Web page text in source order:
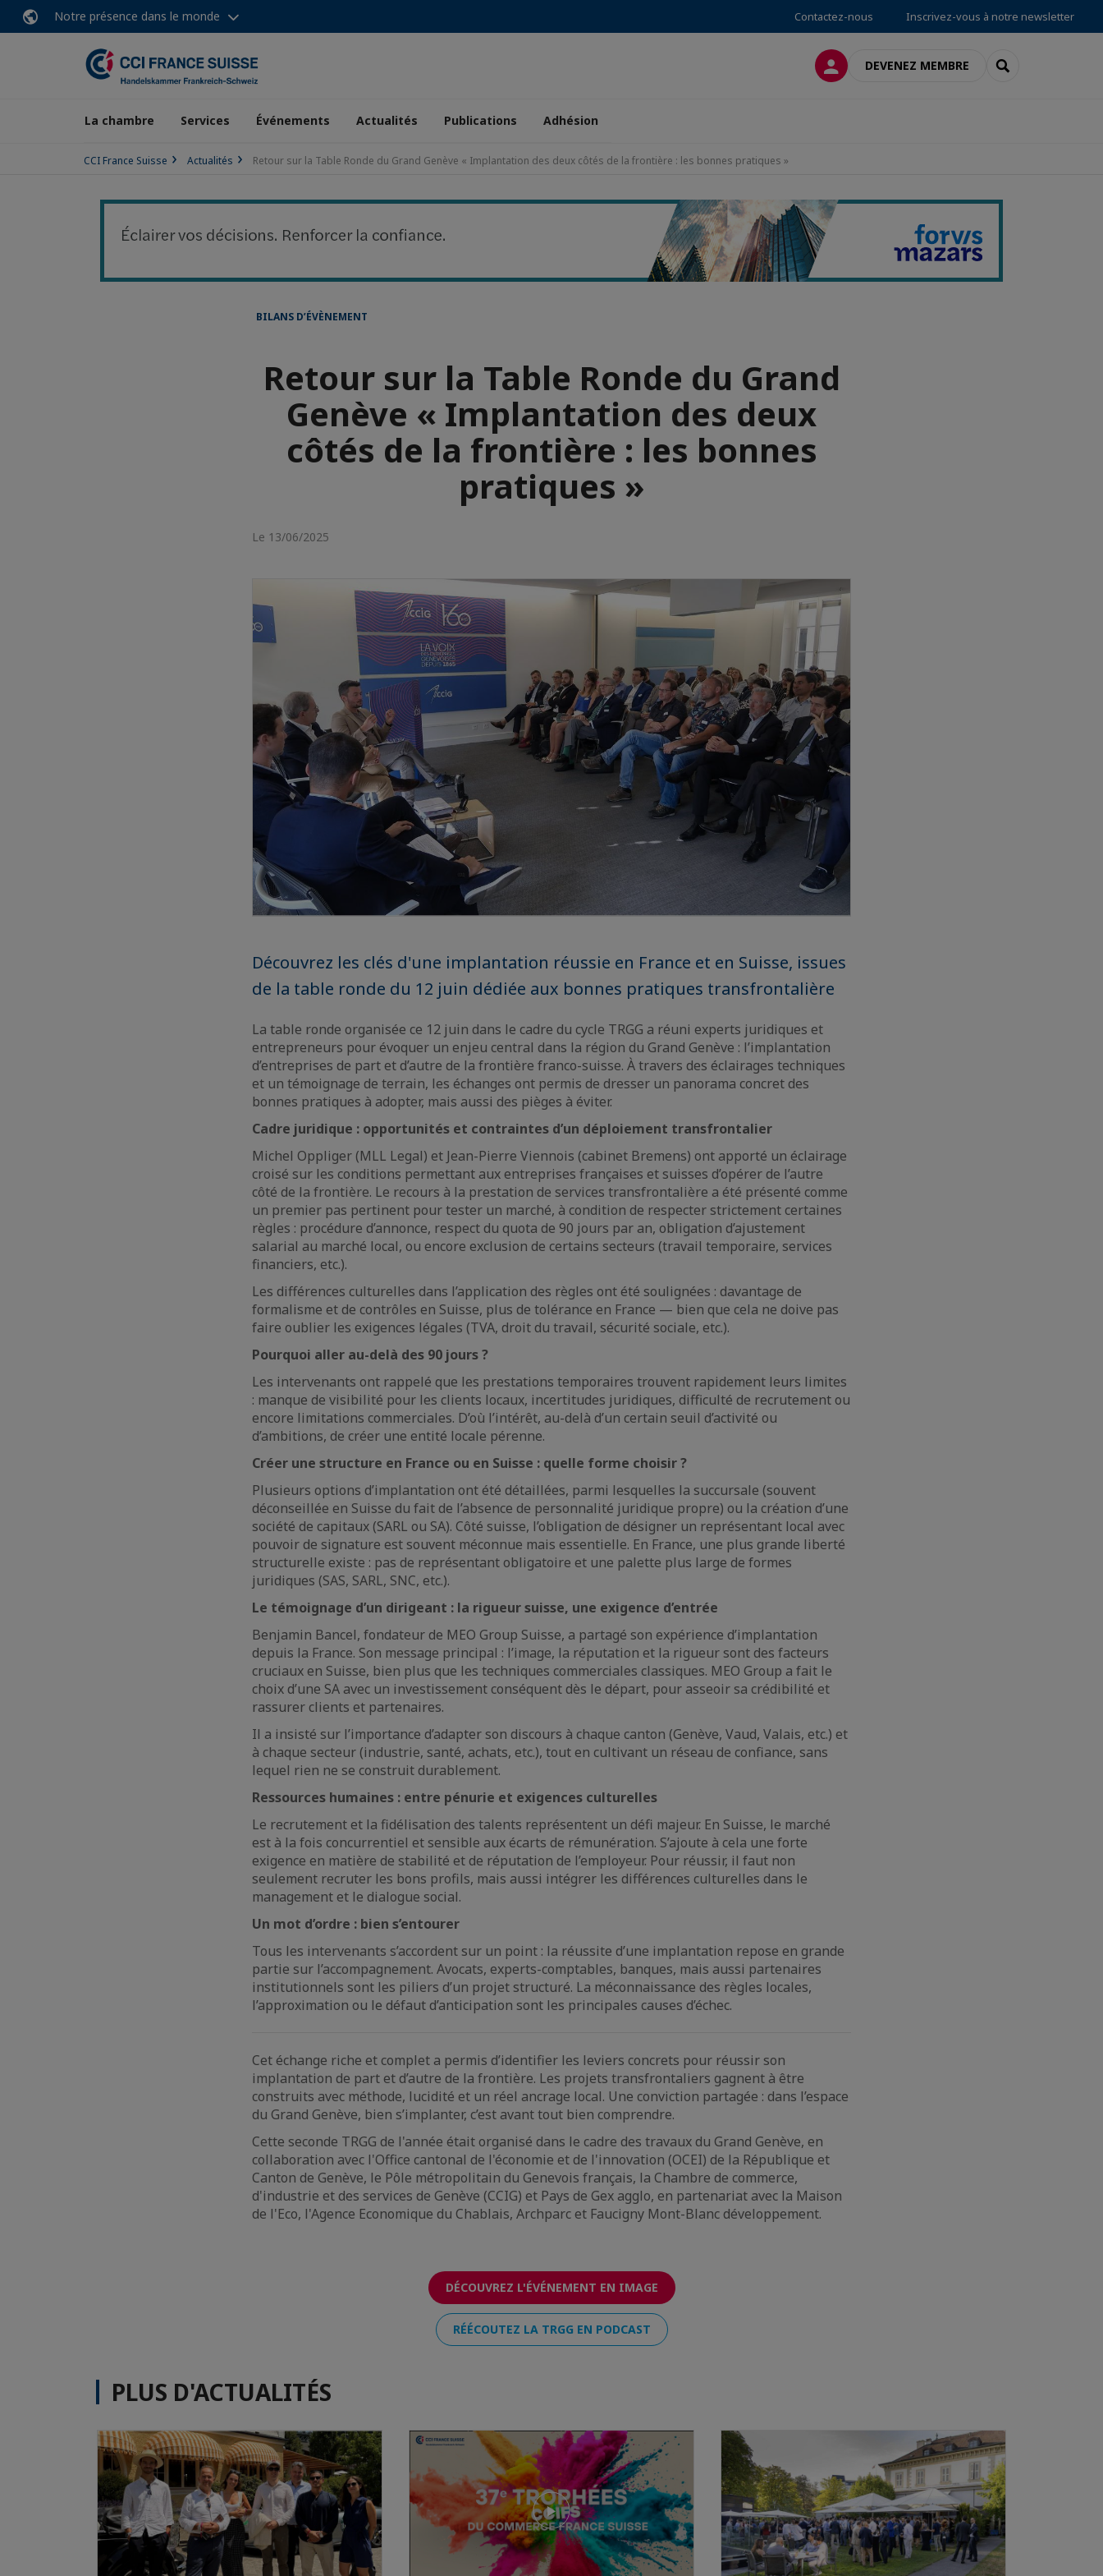
Notre présence dans le monde Contactez-nous Inscrivez-vous à notre newsletter
CONNEXIONDEVENEZ MEMBRE RECHERCHER
La chambre Services Événements Actualités Publications Adhésion
CCI France Suisse Actualités Retour sur la Table Ronde du Grand Genève « Implantation des deux côtés de la frontière : les bonnes pratiques »
BILANS D’ÉVÈNEMENT
Retour sur la Table Ronde du Grand
Genève « Implantation des deux
côtés de la frontière : les bonnes
pratiques »
Le 13/06/2025
Découvrez les clés d'une implantation réussie en France et en Suisse, issues
de la table ronde du 12 juin dédiée aux bonnes pratiques transfrontalière
La table ronde organisée ce 12 juin dans le cadre du cycle TRGG a réuni experts juridiques et
entrepreneurs pour évoquer un enjeu central dans la région du Grand Genève : l’implantation
d’entreprises de part et d’autre de la frontière franco-suisse. À travers des éclairages techniques
et un témoignage de terrain, les échanges ont permis de dresser un panorama concret des
bonnes pratiques à adopter, mais aussi des pièges à éviter.
Cadre juridique : opportunités et contraintes d’un déploiement transfrontalier
Michel Oppliger (MLL Legal) et Jean-Pierre Viennois (cabinet Bremens) ont apporté un éclairage
croisé sur les conditions permettant aux entreprises françaises et suisses d’opérer de l’autre
côté de la frontière. Le recours à la prestation de services transfrontalière a été présenté comme
un premier pas pertinent pour tester un marché, à condition de respecter strictement certaines
règles : procédure d’annonce, respect du quota de 90 jours par an, obligation d’ajustement
salarial au marché local, ou encore exclusion de certains secteurs (travail temporaire, services
financiers, etc.).
Les différences culturelles dans l’application des règles ont été soulignées : davantage de
formalisme et de contrôles en Suisse, plus de tolérance en France — bien que cela ne doive pas
faire oublier les exigences légales (TVA, droit du travail, sécurité sociale, etc.).
Pourquoi aller au-delà des 90 jours ?
Les intervenants ont rappelé que les prestations temporaires trouvent rapidement leurs limites
: manque de visibilité pour les clients locaux, incertitudes juridiques, difficulté de recrutement ou
encore limitations commerciales. D’où l’intérêt, au-delà d’un certain seuil d’activité ou
d’ambitions, de créer une entité locale pérenne.
Créer une structure en France ou en Suisse : quelle forme choisir ?
Plusieurs options d’implantation ont été détaillées, parmi lesquelles la succursale (souvent
déconseillée en Suisse du fait de l’absence de personnalité juridique propre) ou la création d’une
société de capitaux (SARL ou SA). Côté suisse, l’obligation de désigner un représentant local avec
pouvoir de signature est souvent méconnue mais essentielle. En France, une plus grande liberté
structurelle existe : pas de représentant obligatoire et une palette plus large de formes
juridiques (SAS, SARL, SNC, etc.).
Le témoignage d’un dirigeant : la rigueur suisse, une exigence d’entrée
Benjamin Bancel, fondateur de MEO Group Suisse, a partagé son expérience d’implantation
depuis la France. Son message principal : l’image, la réputation et la rigueur sont des facteurs
cruciaux en Suisse, bien plus que les techniques commerciales classiques. MEO Group a fait le
choix d’une SA avec un investissement conséquent dès le départ, pour asseoir sa crédibilité et
rassurer clients et partenaires.
Il a insisté sur l’importance d’adapter son discours à chaque canton (Genève, Vaud, Valais, etc.) et
à chaque secteur (industrie, santé, achats, etc.), tout en cultivant un réseau de confiance, sans
lequel rien ne se construit durablement.
Ressources humaines : entre pénurie et exigences culturelles
Le recrutement et la fidélisation des talents représentent un défi majeur. En Suisse, le marché
est à la fois concurrentiel et sensible aux écarts de rémunération. S’ajoute à cela une forte
exigence en matière de stabilité et de réputation de l’employeur. Pour réussir, il faut non
seulement recruter les bons profils, mais aussi intégrer les différences culturelles dans le
management et le dialogue social.
Un mot d’ordre : bien s’entourer
Tous les intervenants s’accordent sur un point : la réussite d’une implantation repose en grande
partie sur l’accompagnement. Avocats, experts-comptables, banques, mais aussi partenaires
institutionnels sont les piliers d’un projet structuré. La méconnaissance des règles locales,
l’approximation ou le défaut d’anticipation sont les principales causes d’échec.
Cet échange riche et complet a permis d’identifier les leviers concrets pour réussir son
implantation de part et d’autre de la frontière. Les projets transfrontaliers gagnent à être
construits avec méthode, lucidité et un réel ancrage local. Une conviction partagée : dans l’espace
du Grand Genève, bien s’implanter, c’est avant tout bien comprendre.
Cette seconde TRGG de l'année était organisé dans le cadre des travaux du Grand Genève, en
collaboration avec l'Office cantonal de l'économie et de l'innovation (OCEI) de la République et
Canton de Genève, le Pôle métropolitain du Genevois français, la Chambre de commerce,
d'industrie et des services de Genève (CCIG) et Pays de Gex agglo, en partenariat avec la Maison
de l'Eco, l'Agence Economique du Chablais, Archparc et Faucigny Mont-Blanc développement.
DÉCOUVREZ L'ÉVÉNEMENT EN IMAGE
RÉÉCOUTEZ LA TRGG EN PODCAST
PLUS D'ACTUALITÉS